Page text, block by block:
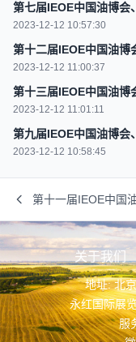
第七届IEOE中国油博会
2023-12-12 10:57:30
第十二届IEOE中国油博
2023-12-12 11:00:37
第十三届IEOE中国油博
2023-12-12 11:01:11
第九届IEOE中国油博会
2023-12-12 10:58:45
第十一届IEOE中国
关于我们
地址: 北
永红国际展
服